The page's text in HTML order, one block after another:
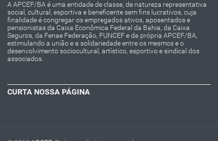
A APCEF/BA é uma entidade de classe, de natureza representativa
social, cultural, esportiva e beneficente sem fins lucrativos, cuja
finalidade é congregar os empregados ativos, aposentados e
pensionistas da Caixa Econômica Federal da Bahia, da Caixa
Seguros, da Fenae Federação, FUNCEF e da própria APCEF/BA,
estimulando a união e a solidariedade entre os mesmos e o
desenvolvimento sociocultural, artístico, esportivo e sindical dos
associados.
CURTA NOSSA PÁGINA